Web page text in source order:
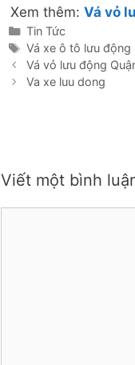
Xem thêm: Vá vỏ
Danh
mục
Tin Tức
Thẻ
Vá xe ô tô lưu động
Vá vỏ lưu động
Va xe luu dong
Viết một bình